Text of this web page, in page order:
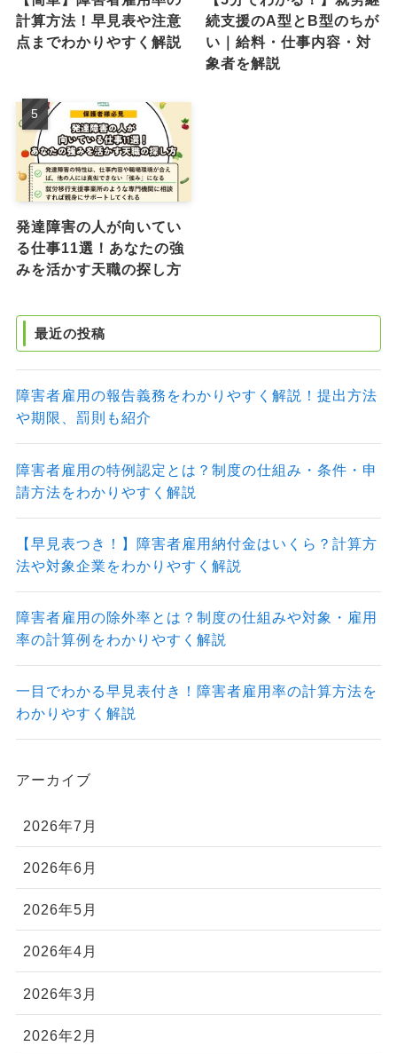
計算方法！早見表や注意
点までわかりやすく解説
続支援のA型とB型のちが
い｜給料・仕事内容・対
象者を解説
発達障害の人が向いてい
る仕事11選！あなたの強
みを活かす天職の探し方
最近の投稿
障害者雇用の報告義務をわかりやすく解説！提出方法
や期限、罰則も紹介
障害者雇用の特例認定とは？制度の仕組み・条件・申
請方法をわかりやすく解説
【早見表つき！】障害者雇用納付金はいくら？計算方
法や対象企業をわかりやすく解説
障害者雇用の除外率とは？制度の仕組みや対象・雇用
率の計算例をわかりやすく解説
一目でわかる早見表付き！障害者雇用率の計算方法を
わかりやすく解説
アーカイブ
2026年7月
2026年6月
2026年5月
2026年4月
2026年3月
2026年2月